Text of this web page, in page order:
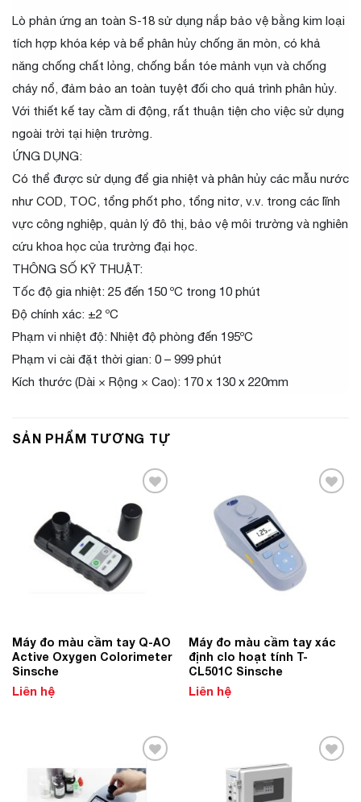
Lò phản ứng an toàn S-18 sử dụng nắp bảo vệ bằng kim loại
tích hợp khóa kép và bể phân hủy chống ăn mòn, có khả
năng chống chất lỏng, chống bắn tóe mảnh vụn và chống
cháy nổ, đảm bảo an toàn tuyệt đối cho quá trình phân hủy.
Với thiết kế tay cầm di động, rất thuận tiện cho việc sử dụng
ngoài trời tại hiện trường.
ỨNG DỤNG:
Có thể được sử dụng để gia nhiệt và phân hủy các mẫu nước
như COD, TOC, tổng phốt pho, tổng nitơ, v.v. trong các lĩnh
vực công nghiệp, quản lý đô thị, bảo vệ môi trường và nghiên
cứu khoa học của trường đại học.
THÔNG SỐ KỸ THUẬT:
Tốc độ gia nhiệt: 25 đến 150 ºC trong 10 phút
Độ chính xác: ±2 ºC
Phạm vi nhiệt độ: Nhiệt độ phòng đến 195ºC
Phạm vi cài đặt thời gian: 0 – 999 phút
Kích thước (Dài × Rộng × Cao): 170 x 130 x 220mm
SẢN PHẨM TƯƠNG TỰ
Add to
Wishlist
Máy đo màu cầm tay Q-AO
Active Oxygen Colorimeter
Sinsche
Liên hệ
Máy đo màu cầm tay xác
định clo hoạt tính T-
CL501C Sinsche
Liên hệ
Add to
Wishlist